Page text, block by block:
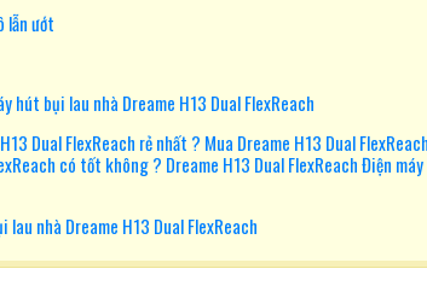
lẫn ướt
hút bụi lau nhà Dreame H13 Dual FlexReach
Dual FlexReach rẻ nhất ? Mua Dreame H13 Dual
có tốt không ? Dreame H13 Dual FlexReach Điện máy
lau nhà Dreame H13 Dual FlexReach